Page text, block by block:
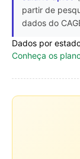
partir de
dados do
Dados por
Conheça os